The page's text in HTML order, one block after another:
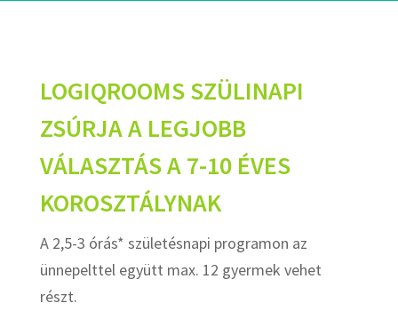
LOGIQROOMS SZÜLINAPI
ZSÚRJA A LEGJOBB
VÁLASZTÁS A 7-10 ÉVES
KOROSZTÁLYNAK
A 2,5-3 órás* születésnapi programon az
ünnepelttel együtt max. 12 gyermek vehet
részt.